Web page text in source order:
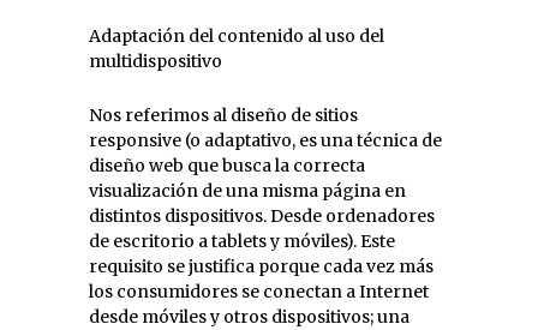
Adaptación del contenido al uso del
multidispositivo
Nos referimos al diseño de sitios
responsive (o adaptativo, es una técnica de
diseño web que busca la correcta
visualización de una misma página en
distintos dispositivos. Desde ordenadores
de escritorio a tablets y móviles). Este
requisito se justifica porque cada vez más
los consumidores se conectan a Internet
desde móviles y otros dispositivos; una